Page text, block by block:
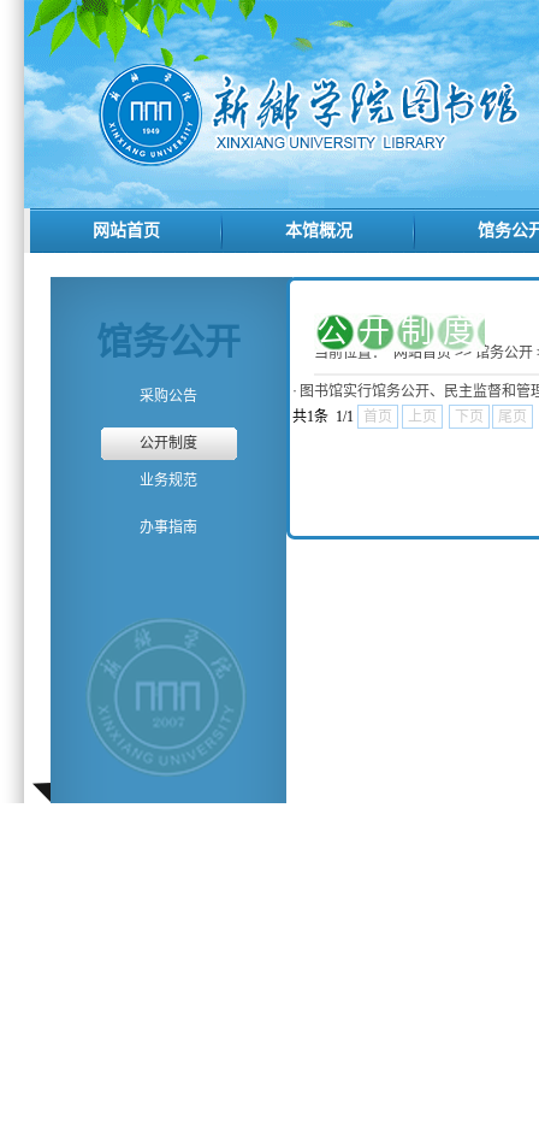
网站首页 本馆概况 馆务公
馆务公开
采购公告
公开制度
业务规范
办事指南
当前位置： 网站首页 >> 馆务公开
公开制度
· 图书馆实行馆务公开、民主监督和管
共1条 1/1
首页 上页 下页 尾页